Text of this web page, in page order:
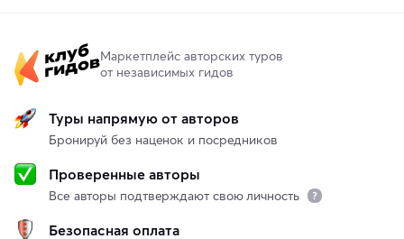
Маркетплейс авторских туров
от независимых гидов
Туры напрямую от авторов
Бронируй без наценок и посредников
Проверенные авторы
Все авторы подтверждают свою личность
Безопасная оплата